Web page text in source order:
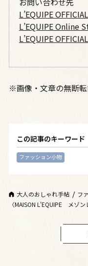
L’EQUIPE
L’EQUIPE Online
L’EQUIPE
※画像・文章の無断
この記事のキーワード
ファッション小物
大人のおしゃれ手帖
フ
〈MAISON L'EQUIPE メゾ